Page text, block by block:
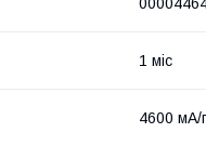
1 міс
4600 мА/